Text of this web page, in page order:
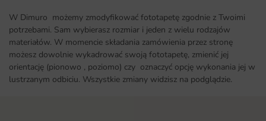
W Dimuro możemy zmodyfikować fototapetę zgodnie z Twoimi
potrzebami. Sam wybierasz rozmiar i jeden z wielu rodzajów
materiałów. W momencie składania zamówienia przez stronę
możesz dowolnie wykadrować swoją fototapetę, zmienić jej
orientację (pionowo , poziomo) czy oznaczyć opcję wykonania jej w
lustrzanym odbiciu. Wszystkie zmiany widzisz na podglądzie.